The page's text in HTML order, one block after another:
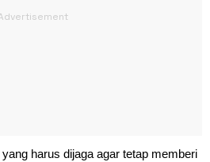
harus dijaga agar tetap memberi